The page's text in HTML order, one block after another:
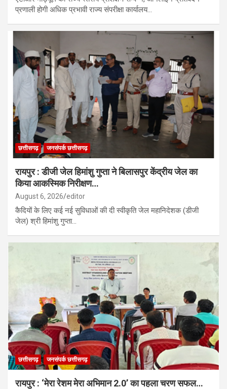
प्रणाली होगी अधिक प्रभावी राज्य संपरीक्षा कार्यालय…
छत्तीसगढ़ जनसंपर्क छत्तीसगढ़
रायपुर : डीजी जेल हिमांशु गुप्ता ने बिलासपुर केंद्रीय जेल का
किया आकस्मिक निरीक्षण…
August 6, 2026 editor
कैदियों के लिए कई नई सुविधाओं की दी स्वीकृति जेल महानिदेशक (डीजी
जेल) श्री हिमांशु गुप्ता…
छत्तीसगढ़ जनसंपर्क छत्तीसगढ़
रायपुर : ‘मेरा रेशम मेरा अभिमान 2.0’ का पहला चरण सफल…